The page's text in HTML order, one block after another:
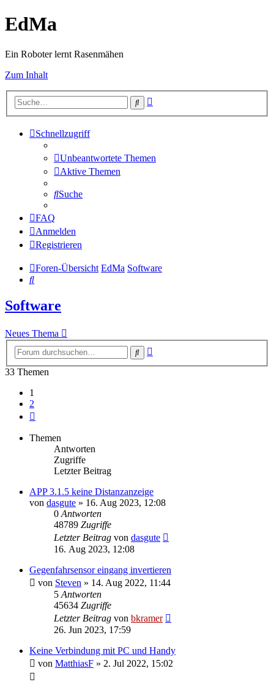
EdMa
Ein Roboter lernt Rasenmähen
Zum Inhalt
Suche
Schnellzugriff
Unbeantwortete Themen
Aktive Themen
Suche
FAQ
Anmelden
Registrieren
Foren-Übersicht EdMa Software
Suche
Software
Neues Thema
Suche
33 Themen
1
2
Themen
Antworten
Zugriffe
Letzter Beitrag
APP 3.1.5 keine Distanzanzeige
von dasgute » 16. Aug 2023, 12:08
0 Antworten
48789 Zugriffe
Letzter Beitrag von dasgute
16. Aug 2023, 12:08
Gegenfahrsensor eingang invertieren
von Steven » 14. Aug 2022, 11:44
5 Antworten
45634 Zugriffe
Letzter Beitrag von bkramer
26. Jun 2023, 17:59
Keine Verbindung mit PC und Handy
von MatthiasF » 2. Jul 2022, 15:02